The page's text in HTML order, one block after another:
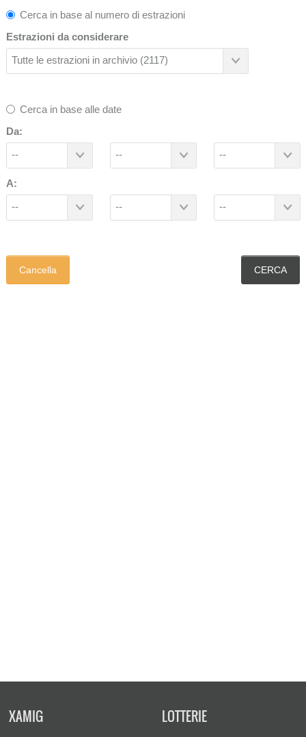
Cerca in base al numero di estrazioni
Estrazioni da considerare
Tutte le estrazioni in archivio (2117)
Cerca in base alle date
Da:
--
-- --
A:
--
-- --
Cancella
XAMIG LOTTERIE